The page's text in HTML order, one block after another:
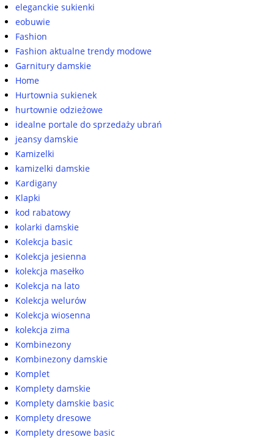
eleganckie sukienki
eobuwie
Fashion
Fashion aktualne trendy modowe
Garnitury damskie
Home
Hurtownia sukienek
hurtownie odzieżowe
idealne portale do sprzedaży ubrań
jeansy damskie
Kamizelki
kamizelki damskie
Kardigany
Klapki
kod rabatowy
kolarki damskie
Kolekcja basic
Kolekcja jesienna
kolekcja masełko
Kolekcja na lato
Kolekcja welurów
Kolekcja wiosenna
kolekcja zima
Kombinezony
Kombinezony damskie
Komplet
Komplety damskie
Komplety damskie basic
Komplety dresowe
Komplety dresowe basic